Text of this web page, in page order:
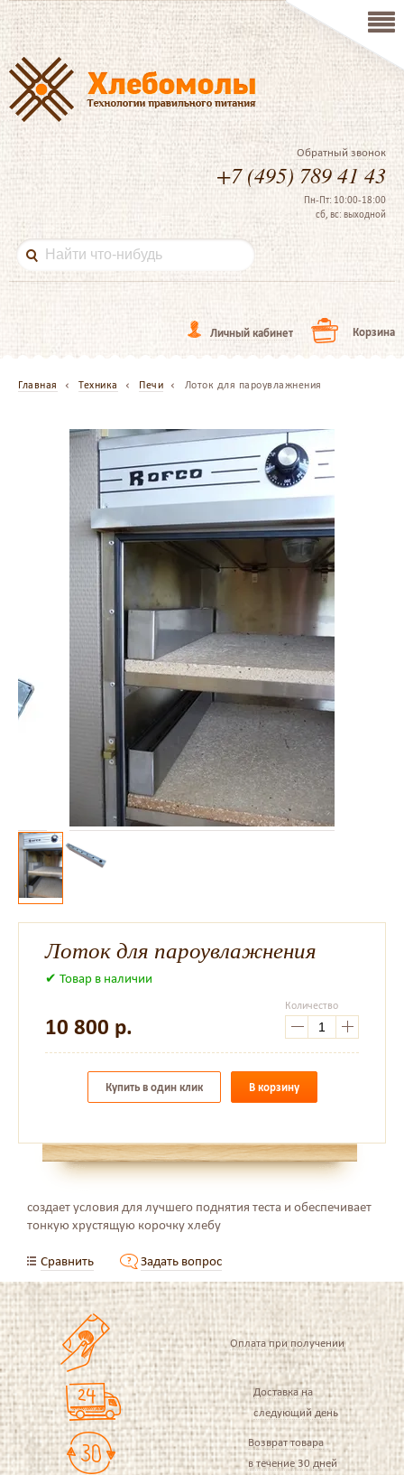
Обратный звонок
+7 (495) 789 41 43
Пн-Пт: 10:00-18:00
сб, вс: выходной
Личный кабинет Корзина
Главная Техника Печи Лоток для пароувлажнения
Лоток для пароувлажнения
✔ Товар в наличии
10 800 р.
Количество
Купить в один клик В корзину
создает условия для лучшего поднятия теста и обеспечивает
тонкую хрустящую корочку хлебу
Сравнить Задать вопрос
Оплата при получении
Доставка на
следующий день
Возврат товара
в течение 30 дней